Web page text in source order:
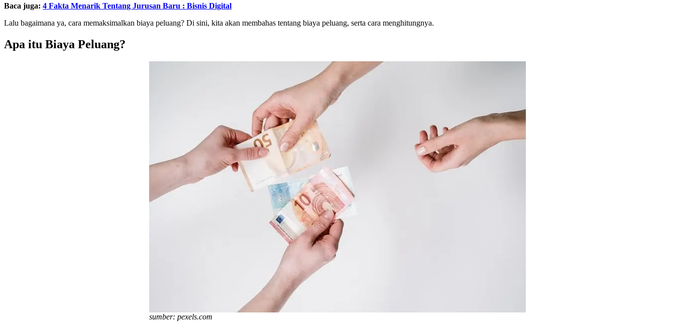
Baca juga: 4 Fakta Menarik Tentang Jurusan Baru : Bisnis Digital
Lalu bagaimana ya, cara memaksimalkan biaya peluang? Di sini, kita akan membahas tentang biaya peluang, serta cara menghitungnya.
Apa itu Biaya Peluang?
sumber: pexels.com